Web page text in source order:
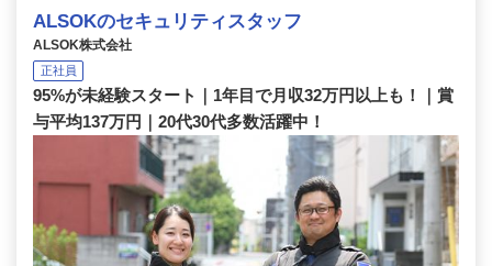
ALSOKのセキュリティスタッフ
ALSOK株式会社
正社員
95%が未経験スタート｜1年目で月収32万円以上も！｜賞
与平均137万円｜20代30代多数活躍中！